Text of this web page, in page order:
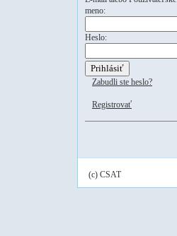
meno:
Heslo:
Zabudli ste heslo?
Registrovať
(c) CSAT